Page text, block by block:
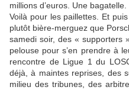
millions d’euros. Une bagatelle.
Voilà pour les paillettes. Et
plutôt bière-merguez que
samedi soir, des « supporters
pelouse pour s’en prendre à
rencontre de Ligue 1 du
déjà, à maintes reprises, des
milieu des tribunes, des